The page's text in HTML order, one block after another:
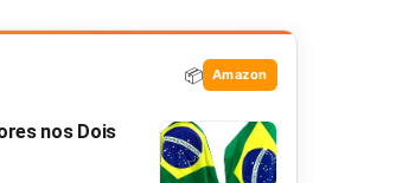
📦 Amazon
nos Dois